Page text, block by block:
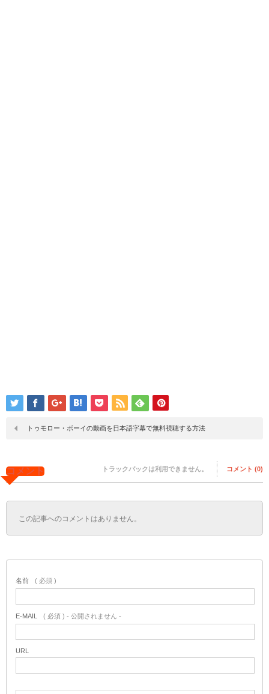
トゥモロー・ボーイの動画を日本語字幕で無料視聴する方法
コメント トラックバックは利用できません。 コメント (0)
この記事へのコメントはありません。
名前 ( 必須 )
E-MAIL ( 必須 ) - 公開されません -
URL